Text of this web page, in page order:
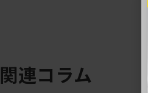
関連コラム